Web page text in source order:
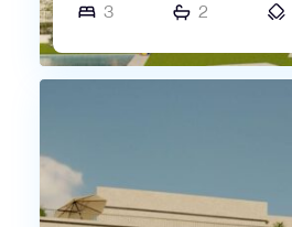
3
2